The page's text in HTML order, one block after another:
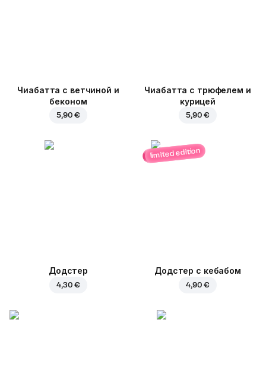
Чиабатта с ветчиной и
беконом
5,90 €
Чиабатта с трюфелем и
курицей
5,90 €
Додстер
4,30 €
limited edition
Додстер с кебабом
4,90 €